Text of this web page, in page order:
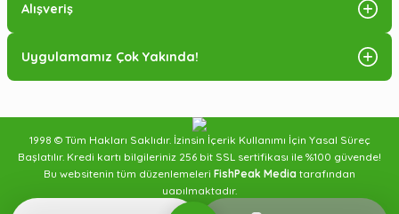
Alışveriş
Uygulamamız Çok Yakında!
1998 © Tüm Hakları Saklıdır. İzinsin İçerik Kullanımı İçin Yasal Süreç
Başlatılır. Kredi kartı bilgileriniz 256 bit SSL sertifikası ile %100 güvende!
Bu websitenin tüm düzenlemeleri FishPeak Media tarafından
yapılmaktadır.